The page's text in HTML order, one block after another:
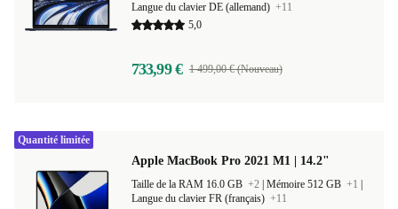
Langue du clavier DE (allemand) +11
5,0
733,99 € 1 499,00 € (Nouveau)
Apple MacBook Pro 2021 M1 | 14.2"
Taille de la RAM 16.0 GB +2 Mémoire 512 GB +1
Langue du clavier FR (français) +11
Quantité limitée